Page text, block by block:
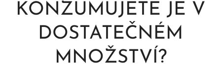
KONZUMUJETE JE V
DOSTATEČNÉM
MNOŽSTVÍ?